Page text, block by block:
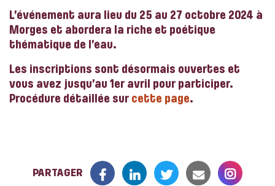
L’événement aura lieu du 25 au 27 octobre 2024 à
Morges et abordera la riche et poétique
thématique de l’eau.
Les inscriptions sont désormais ouvertes et
vous avez jusqu’au 1er avril pour participer.
Procédure détaillée sur cette page.
PARTAGER